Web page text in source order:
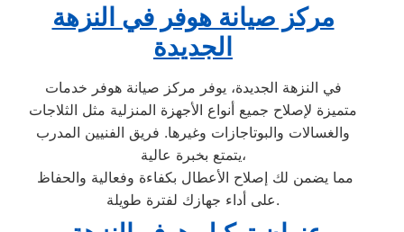
مركز صيانة هوفر في النزهة
الجديدة
في النزهة الجديدة، يوفر مركز صيانة هوفر خدمات
متميزة لإصلاح جميع أنواع الأجهزة المنزلية مثل الثلاجات
والغسالات والبوتاجازات وغيرها. فريق الفنيين المدرب
يتمتع بخبرة عالية،
على أداء جهازك لفترة طويلة.